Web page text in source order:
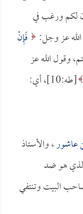
لكم ورغب في
عز وجل:
فَإِنْ
وقول الله عز
[طه:10]، أي:
عاشور، والأستاذ
هو ضد
البيت وتنتفي